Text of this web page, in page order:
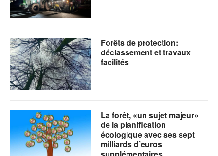
Forêts de protection:
déclassement et travaux
facilités
La forêt, «un sujet majeur»
de la planification
écologique avec ses sept
milliards d’euros